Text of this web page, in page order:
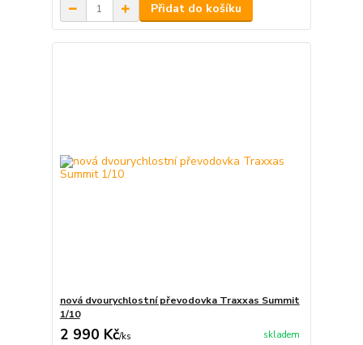
Přidat do košíku
nová dvourychlostní převodovka Traxxas Summit
1/10
2 990 Kč/ks skladem